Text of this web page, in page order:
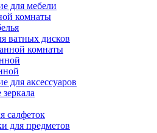
для мебели
комнаты
ватных дисков
комнаты
для аксессуаров
салфеток
для предметов